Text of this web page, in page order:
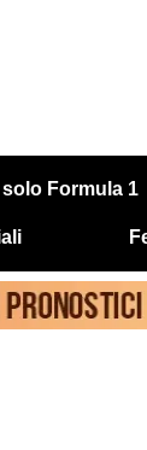
solo Formula 1